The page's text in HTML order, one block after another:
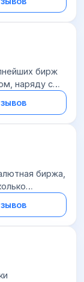
Кошелек
бирж
наряду с
является
биржа,
Торговля
USDT, BTC,